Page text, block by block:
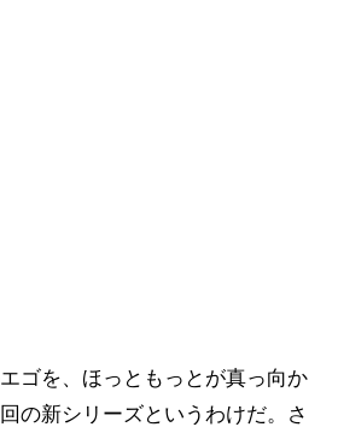
ゴを、ほっともっとが真っ向か
の新シリーズというわけだ。さ